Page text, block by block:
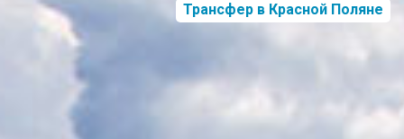
Трансфер в Красной Поляне